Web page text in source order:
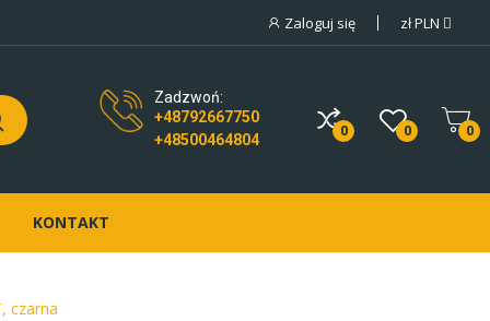
Zaloguj się złPLN
Zadzwoń:
+48792667750
+48500464804
0 0 0
KONTAKT
czarna